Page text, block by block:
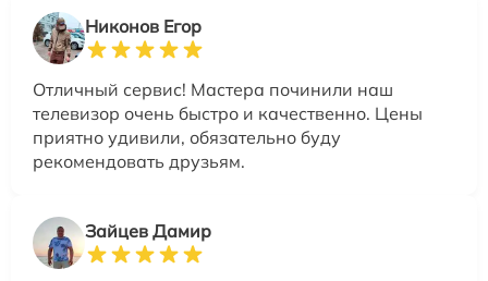
Никонов Егор
Отличный сервис! Мастера починили наш
телевизор очень быстро и качественно. Цены
приятно удивили, обязательно буду
рекомендовать друзьям.
Зайцев Дамир